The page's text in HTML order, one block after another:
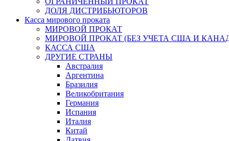
ДОЛЯ ДИСТРИБЬЮТОРОВ
Касса мирового проката
МИРОВОЙ ПРОКАТ
МИРОВОЙ ПРОКАТ (БЕЗ УЧЕТА США И
КАССА США
ДРУГИЕ СТРАНЫ
Австралия
Аргентина
Бразилия
Великобритания
Германия
Испания
Италия
Китай